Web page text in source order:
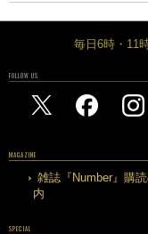
毎日6時・11
FOLLOW US
MAGAZINE
雑誌『Number』購
内
SPECIAL